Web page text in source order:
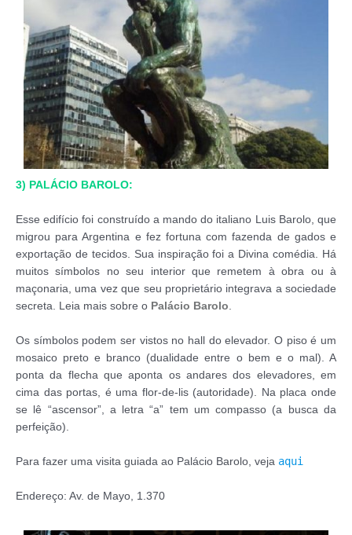
3) PALÁCIO BAROLO:
Esse edifício foi construído a mando do italiano Luis Barolo, que
migrou para Argentina e fez fortuna com fazenda de gados e
exportação de tecidos. Sua inspiração foi a Divina comédia. Há
muitos símbolos no seu interior que remetem à obra ou à
maçonaria, uma vez que seu proprietário integrava a sociedade
secreta. Leia mais sobre o Palácio Barolo.
Os símbolos podem ser vistos no hall do elevador. O piso é um
mosaico preto e branco (dualidade entre o bem e o mal). A
ponta da flecha que aponta os andares dos elevadores, em
cima das portas, é uma flor-de-lis (autoridade). Na placa onde
se lê “ascensor”, a letra “a” tem um compasso (a busca da
perfeição).
Para fazer uma visita guiada ao Palácio Barolo, veja aqui
Endereço: Av. de Mayo, 1.370